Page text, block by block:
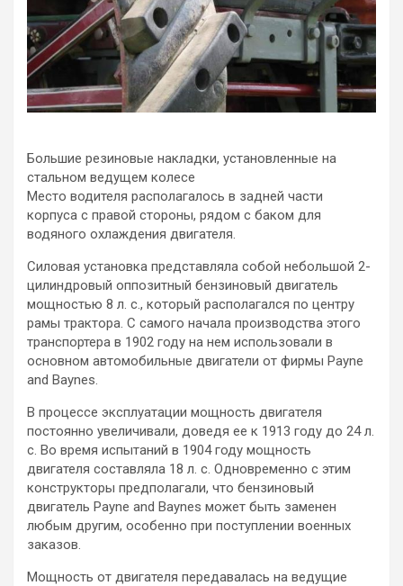
Большие резиновые накладки, установленные на
стальном ведущем колесе
Место водителя располагалось в задней части
корпуса с правой стороны, рядом с баком для
водяного охлаждения двигателя.
Силовая установка представляла собой небольшой 2-
цилиндровый оппозитный бензиновый двигатель
мощностью 8 л. с., который располагался по центру
рамы трактора. С самого начала производства этого
транспортера в 1902 году на нем использовали в
основном автомобильные двигатели от фирмы Payne
and Baynes.
В процессе эксплуатации мощность двигателя
постоянно увеличивали, доведя ее к 1913 году до 24 л.
с. Во время испытаний в 1904 году мощность
двигателя составляла 18 л. с. Одновременно с этим
конструкторы предполагали, что бензиновый
двигатель Payne and Baynes может быть заменен
любым другим, особенно при поступлении военных
заказов.
Мощность от двигателя передавалась на ведущие